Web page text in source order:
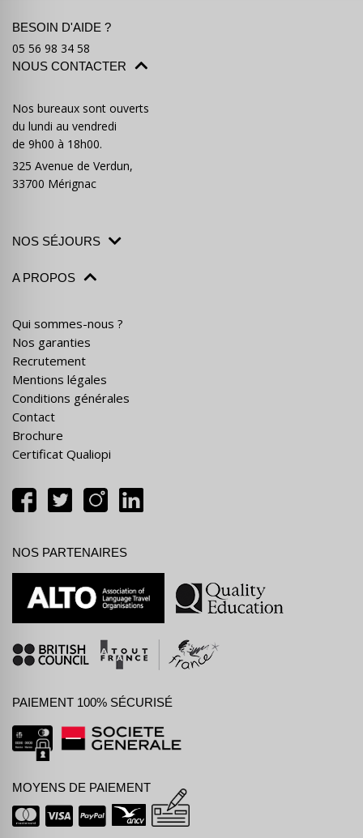
BESOIN D'AIDE ?
05 56 98 34 58
NOUS CONTACTER
Nos bureaux sont ouverts
du lundi au vendredi
de 9h00 à 18h00.
325 Avenue de Verdun,
33700 Mérignac
NOS SÉJOURS
A PROPOS
Qui sommes-nous ?
Nos garanties
Recrutement
Mentions légales
Conditions générales
Contact
Brochure
Certificat Qualiopi
NOS PARTENAIRES
PAIEMENT 100% SÉCURISÉ
MOYENS DE PAIEMENT